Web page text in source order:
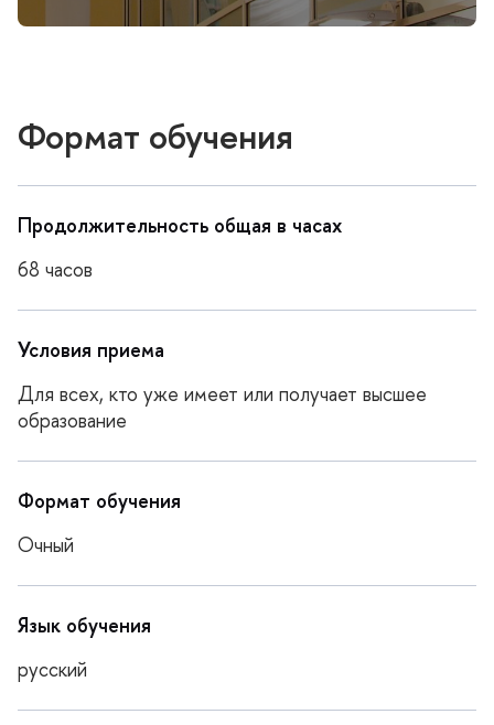
Формат обучения
Продолжительность общая в часах
68 часо
Условия приема
Для всех, кто уже имеет или получает высшее
образование
Формат обучения
Очный
Язык обучения
русский